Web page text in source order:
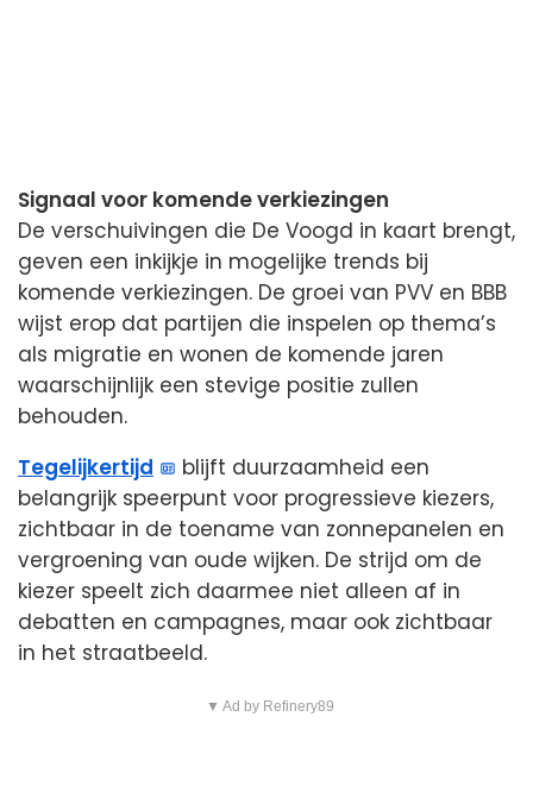
Signaal voor komende verkiezingen
De verschuivingen die De Voogd in kaart brengt,
geven een inkijkje in mogelijke trends bij
komende verkiezingen. De groei van PVV en BBB
wijst erop dat partijen die inspelen op thema’s
als migratie en wonen de komende jaren
waarschijnlijk een stevige positie zullen
behouden.
Tegelijkertijd
blijft duurzaamheid een
belangrijk speerpunt voor progressieve kiezers,
zichtbaar in de toename van zonnepanelen en
vergroening van oude wijken. De strijd om de
kiezer speelt zich daarmee niet alleen af in
debatten en campagnes, maar ook zichtbaar
in het straatbeeld.
▼ Ad by Refinery89